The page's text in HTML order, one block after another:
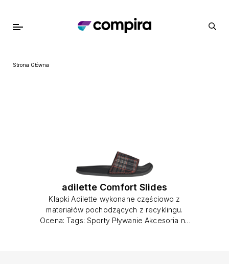
Strona Główna
adilette Comfort Slides
Klapki Adilette wykonane częściowo z
materiałów pochodzących z recyklingu.
Ocena: Tags: Sporty Pływanie Akcesoria na